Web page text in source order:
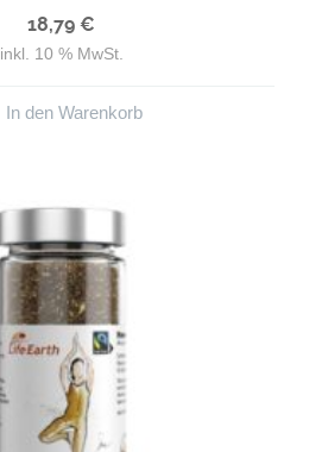
18,79€
inkl. 10 % MwSt.
In den Warenkorb